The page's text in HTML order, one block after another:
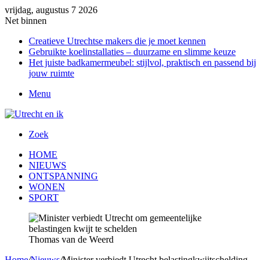
vrijdag, augustus 7 2026
Net binnen
Creatieve Utrechtse makers die je moet kennen
Gebruikte koelinstallaties – duurzame en slimme keuze
Het juiste badkamermeubel: stijlvol, praktisch en passend bij
jouw ruimte
Menu
Zoek
HOME
NIEUWS
ONTSPANNING
WONEN
SPORT
Thomas van de Weerd